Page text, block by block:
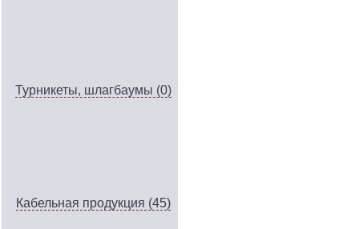
Турникеты, шлагбаумы (0)
Кабельная продукция (45)